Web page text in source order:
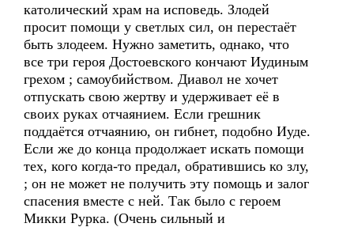
католический храм на исповедь. Злодей
просит помощи у светлых сил, он перестаёт
быть злодеем. Нужно заметить, однако, что
все три героя Достоевского кончают Иудиным
грехом ; самоубийством. Диавол не хочет
отпускать свою жертву и удерживает её в
своих руках отчаянием. Если грешник
поддаётся отчаянию, он гибнет, подобно Иуде.
Если же до конца продолжает искать помощи
тех, кого когда-то предал, обратившись ко злу,
; он не может не получить эту помощь и залог
спасения вместе с ней. Так было с героем
Микки Рурка. (Очень сильный и